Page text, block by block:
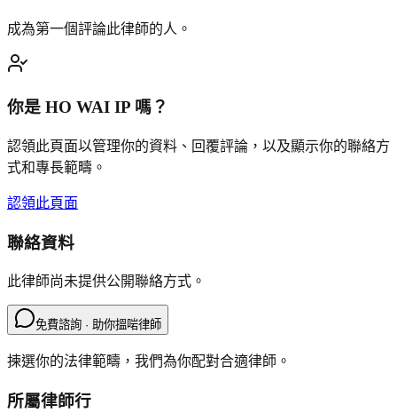
成為第一個評論此律師的人。
你是 HO WAI IP 嗎？
認領此頁面以管理你的資料、回覆評論，以及顯示你的聯絡方
式和專長範疇。
認領此頁面
聯絡資料
此律師尚未提供公開聯絡方式。
免費諮詢 · 助你搵啱律師
揀選你的法律範疇，我們為你配對合適律師。
所屬律師行